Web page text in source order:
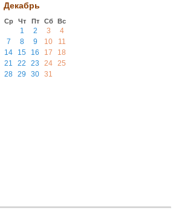
Декабрь
Ср Чт Пт Сб Вс
1 2 3
4
7 8 9 10
11
14 15 16 17
18
21 22 23 24 25
28 29 30 31